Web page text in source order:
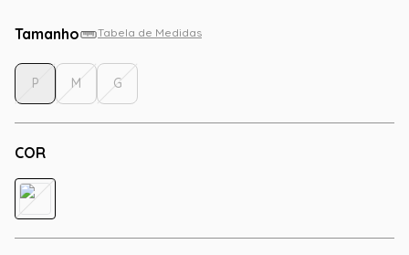
Tamanho Tabela de Medidas
COR
P M G